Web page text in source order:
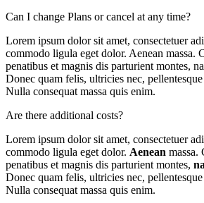
Can I change Plans or cancel at any time?
Lorem ipsum dolor sit amet, consectetuer
commodo ligula eget dolor. Aenean massa.
penatibus et magnis dis parturient montes,
Donec quam felis, ultricies nec,
Nulla consequat massa quis enim.
Are there additional costs?
Lorem ipsum dolor sit amet, consectetuer
commodo ligula eget dolor. Aenean massa.
penatibus et magnis dis parturient montes,
Donec quam felis, ultricies nec,
Nulla consequat massa quis enim.